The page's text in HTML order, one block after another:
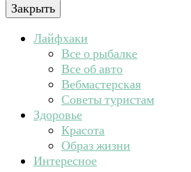
Закрыть
Лайфхаки
Все о рыбалке
Все об авто
Вебмастерская
Советы туристам
Здоровье
Красота
Образ жизни
Интересное